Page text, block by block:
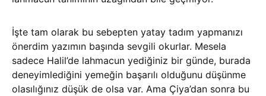
İşte tam olarak bu sebepten yatay tadım yapmanızı
önerdim yazımın başında sevgili okurlar. Mesela
sadece Halil’de lahmacun yediğiniz bir günde, burada
deneyimlediğini yemeğin başarılı olduğunu düşünme
olasılığınız düşük de olsa var. Ama Çiya’dan sonra bu